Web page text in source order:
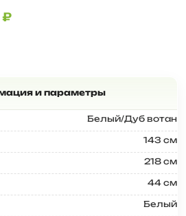
₽
Белый/Дуб вотан
143 см
218 см
44 см
Белый